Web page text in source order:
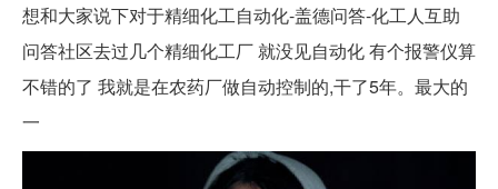
想和大家说下对于精细化工自动化-盖德问答-化工人互助
问答社区去过几个精细化工厂 就没见自动化 有个报警仪算
不错的了 我就是在农药厂做自动控制的,干了5年。最大的
一